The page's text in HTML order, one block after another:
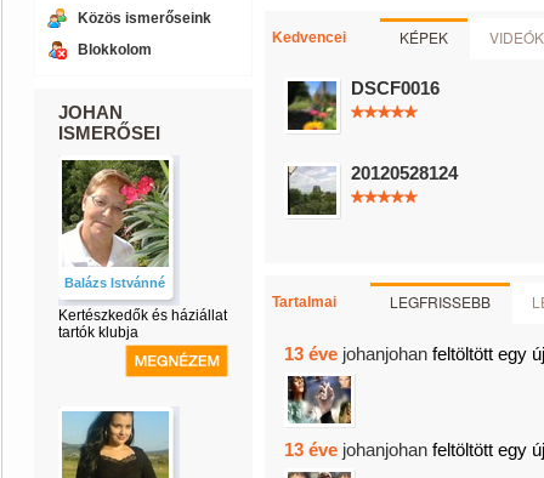
Közös ismerőseink
Blokkolom
JOHAN
ISMERŐSEI
Balázs Istvánné
Kertészkedők és háziállat
tartók klubja
Kedvencei KÉPEK VIDEÓK
DSCF0016
20120528124
Tartalmai LEGFRISSEBB
13 éve johanjohan feltöltött egy
13 éve johanjohan feltöltött egy